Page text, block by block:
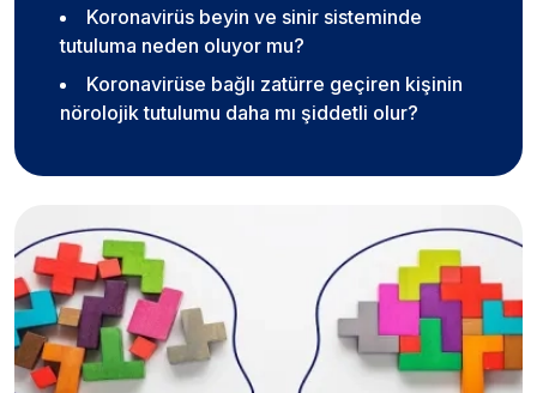
Koronavirüs beyin ve sinir sisteminde
tutuluma neden oluyor mu?
Koronavirüse bağlı zatürre geçiren kişinin
nörolojik tutulumu daha mı şiddetli olur?